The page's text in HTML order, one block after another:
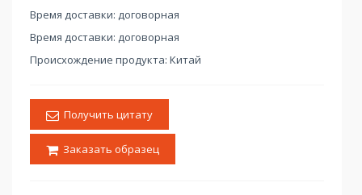
Время доставки: договорная
Время доставки: договорная
Происхождение продукта: Китай
Получить цитату
Заказать образец